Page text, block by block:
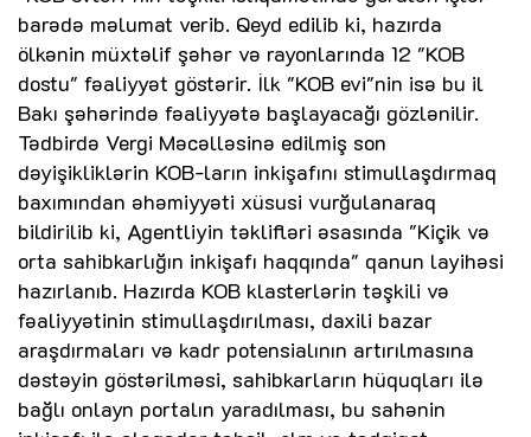
barədə məlumat verib. Qeyd edilib ki, hazırda
ölkənin müxtəlif şəhər və rayonlarında 12 "KOB
dostu" fəaliyyət göstərir. İlk "KOB evi"nin isə bu il
Bakı şəhərində fəaliyyətə başlayacağı gözlənilir.
Tədbirdə Vergi Məcəlləsinə edilmiş son
dəyişikliklərin KOB-ların inkişafını stimullaşdırmaq
baxımından əhəmiyyəti xüsusi vurğulanaraq
bildirilib ki, Agentliyin təklifləri əsasında "Kiçik və
orta sahibkarlığın inkişafı haqqında" qanun layihəsi
hazırlanıb. Hazırda KOB klasterlərin təşkili və
fəaliyyətinin stimullaşdırılması, daxili bazar
araşdırmaları və kadr potensialının artırılmasına
dəstəyin göstərilməsi, sahibkarların hüquqları ilə
bağlı onlayn portalın yaradılması, bu sahənin